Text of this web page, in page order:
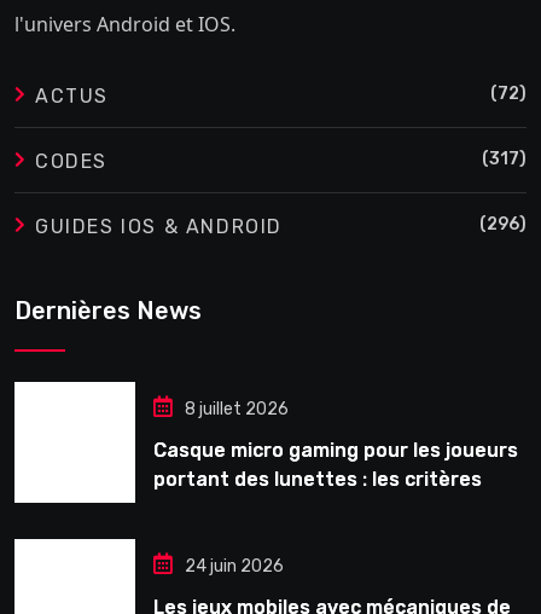
l'univers Android et IOS.
ACTUS (72)
CODES (317)
GUIDES IOS & ANDROID (296)
Dernières News
8 juillet 2026
Casque micro gaming pour les joueurs
portant des lunettes : les critères
24 juin 2026
Les jeux mobiles avec mécaniques de